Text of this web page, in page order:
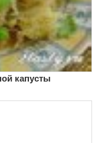
капусты